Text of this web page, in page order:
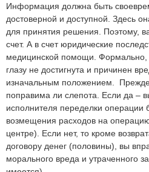
Информация должна быть
достоверной и доступной. Здесь
для принятия решения. Поэтому,
счет. А в счет юридические
медицинской помощи.
глазу не достигнута и причинен
изначальным положением. Прежде
поправима ли слепота. Если да –
исполнителя переделки операции
возмещения расходов на
центре). Если нет, то кроме
договору денег (половины), вы
морального вреда и утраченного